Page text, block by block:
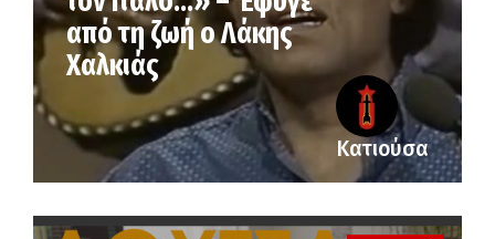
από τη ζωή ο Λάκης
Χαλκιάς
Κατιούσα